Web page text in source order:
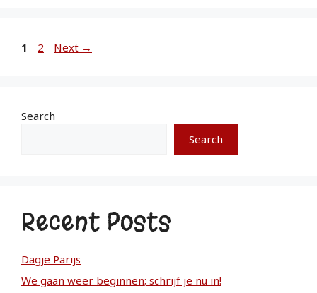
1 2 Next →
Search
Search
Recent Posts
Dagje Parijs
We gaan weer beginnen; schrijf je nu in!